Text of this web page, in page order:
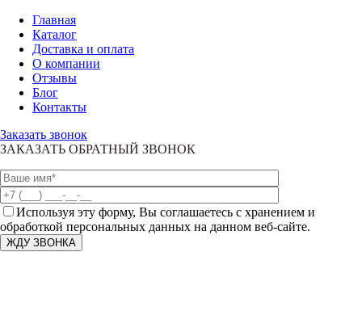
Главная
Каталог
Доставка и оплата
О компании
Отзывы
Блог
Контакты
Заказать звонок
ЗАКАЗАТЬ ОБРАТНЫЙ ЗВОНОК
Используя эту форму, Вы соглашаетесь с хранением и
обработкой персональных данных на данном веб-сайте.